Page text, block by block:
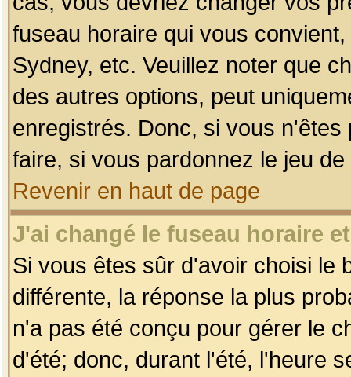
fuseau horaire qui vous
Sydney, etc. Veuillez noter que
des autres options, peut
enregistrés. Donc, si vous
faire, si vous pardonnez le jeu
Revenir en haut de page
J'ai changé le fuseau horaire
Si vous êtes sûr d'avoir choisi le
différente, la réponse la plus
n'a pas été conçu pour gérer le
d'été; donc, durant l'été, l'heure